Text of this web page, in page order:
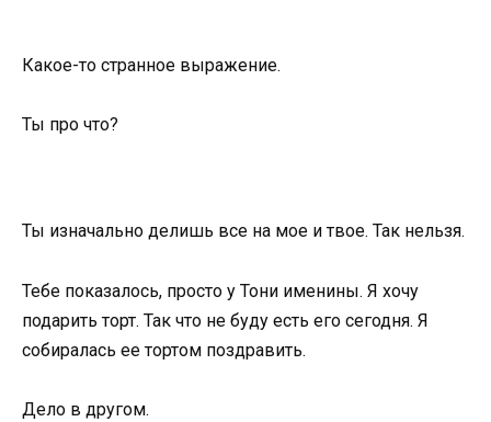
Какое-то странное выражение.
Ты про что?
Ты изначально делишь все на мое и твое. Так нельзя.
Тебе показалось, просто у Тони именины. Я хочу
подарить торт. Так что не буду есть его сегодня. Я
собиралась ее тортом поздравить.
Дело в другом.